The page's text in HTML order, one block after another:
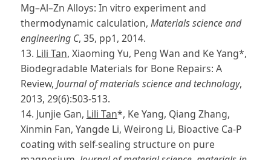
Mg–Al–Zn Alloys: In vitro experiment and
thermodynamic calculation, Materials science and
engineering C, 35, pp1, 2014.
13. Lili Tan, Xiaoming Yu, Peng Wan and Ke Yang*,
Biodegradable Materials for Bone Repairs: A
Review, Journal of materials science and technology,
2013, 29(6):503-513.
14. Junjie Gan, Lili Tan*, Ke Yang, Qiang Zhang,
Xinmin Fan, Yangde Li, Weirong Li, Bioactive Ca-P
coating with self-sealing structure on pure